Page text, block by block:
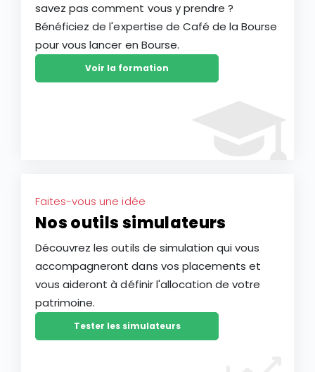
savez pas comment vous y prendre ?
Bénéficiez de l'expertise de Café de la Bourse
pour vous lancer en Bourse.
Voir la formation
Faites-vous une idée
Nos outils simulateurs
Découvrez les outils de simulation qui vous
accompagneront dans vos placements et
vous aideront à définir l'allocation de votre
patrimoine.
Tester les simulateurs